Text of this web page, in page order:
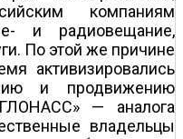
компаниям
и радиовещание,
По этой же причине
активизировались
и продвижению
— аналога
владельцы